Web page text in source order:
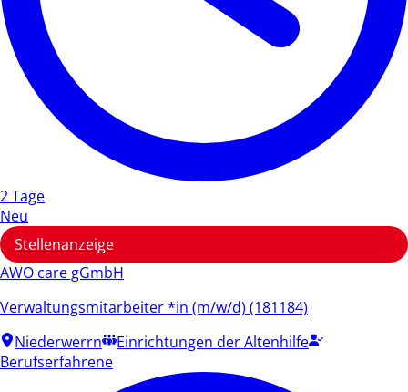
2 Tage
Neu
Stellenanzeige
AWO care gGmbH
Verwaltungsmitarbeiter *in (m/w/d) (181184)
Niederwerrn
Einrichtungen der Altenhilfe
Berufserfahrene